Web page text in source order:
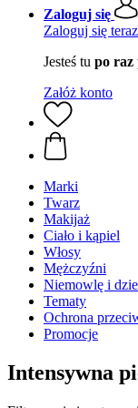
Zaloguj się
Zaloguj się teraz
Jesteś tu po raz
Załóż konto
Marki
Twarz
Makijaż
Ciało i kąpiel
Włosy
Mężczyźni
Niemowlę i
Tematy
Ochrona
Promocje
Intensywna